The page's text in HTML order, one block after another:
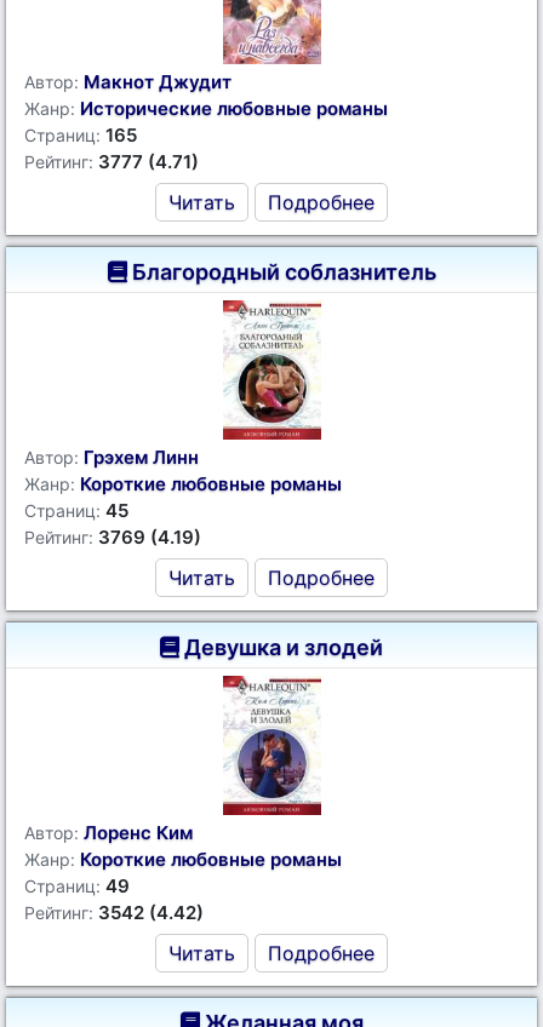
Автор: Макнот Джудит
Жанр: Исторические любовные романы
Страниц: 165
Рейтинг: 3777 (4.71)
Читать Подробнее
Благородный соблазнитель
Автор: Грэхем Линн
Жанр: Короткие любовные романы
Страниц: 45
Рейтинг: 3769 (4.19)
Читать Подробнее
Девушка и злодей
Автор: Лоренс Ким
Жанр: Короткие любовные романы
Страниц: 49
Рейтинг: 3542 (4.42)
Читать Подробнее